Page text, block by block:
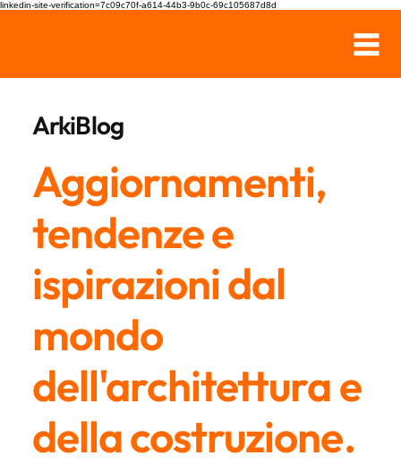
linkedin-site-verification=7c09c70f-a614-44b3-9b0c-69c105687d8d
ArkiBlog
Aggiornamenti,
tendenze e
ispirazioni dal
mondo
dell'architettura e
della costruzione.